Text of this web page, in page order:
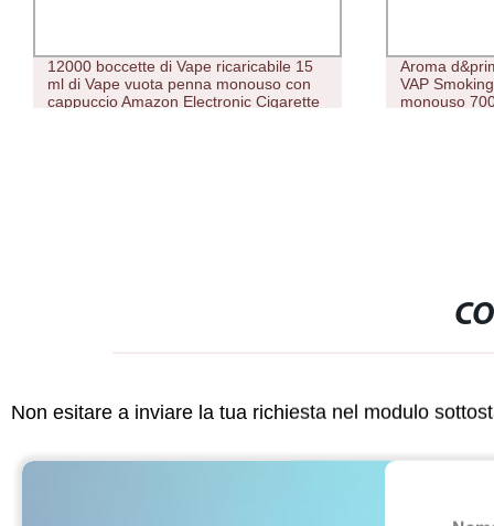
12000 boccette di Vape ricaricabile 15
ml di Vape vuota penna monouso con
cappuccio Amazon Electronic Cigarette
Aroma
VAP
monouso
Non esitare a inviare la tua richiesta nel modulo